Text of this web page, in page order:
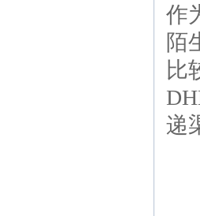
作
陌
比
递